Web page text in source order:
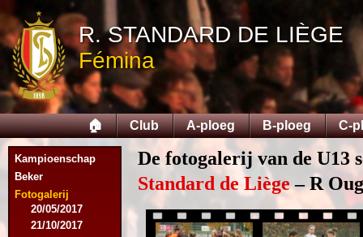
R. STANDARD DE LIÈGE
Fémina
🏠 Club A-ploeg B-ploeg C-
Kampioenschap
Beker
Fotogalerij
12/09/2015
26/09/2015
03/10/2015
28/11/2015
09/03/2016
09/04/2016
13/04/2016
16/05/2016
09/08/2016
08/10/2016
01/03/2017
06/05/2017
20/05/2017
21/10/2017
De fotogalerij van de U13
Standard de Liège– R